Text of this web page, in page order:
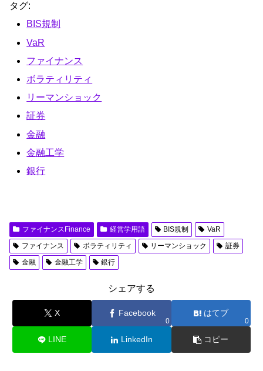
e
b
o
o
k
st
o
d
o
n
タグ:
BIS規制
VaR
ファイナンス
ボラティリティ
リーマンショック
証券
金融
金融工学
銀行
ファイナンスFinance 経営学用語 BIS規制
VaR
ファイナンス
ボラティリティ リーマンショック
証券
金融
金融工学 銀行
シェアする
X Facebook
0
はてブ
0
LINE LinkedIn コピー